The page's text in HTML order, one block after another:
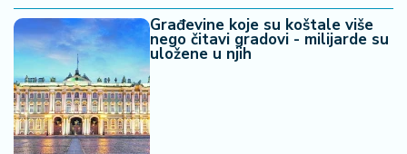
Građevine koje su koštale više
nego čitavi gradovi - milijarde su
uložene u njih